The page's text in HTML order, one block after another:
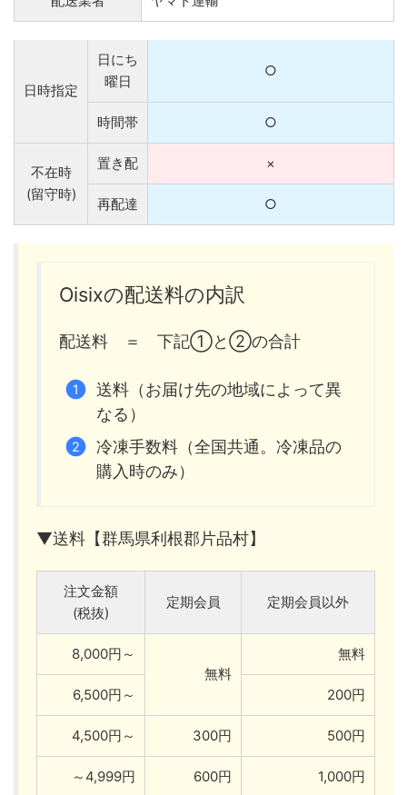
日時指定
日にち
曜日
○
時間帯 ○
不在時
(留守時)
置き配 ×
再配達 ○
Oisixの配送料の内訳
配送料 ＝ 下記①と②の合計
送料（お届け先の地域によって異
なる）
冷凍手数料（全国共通。冷凍品の
購入時のみ）
▼送料【群馬県利根郡片品村】
注文金額
(税抜)
定期会員 定期会員以外
8,000円～
無料
無料
6,500円～ 200円
4,500円～ 300円 500円
～4,999円 600円 1,000円